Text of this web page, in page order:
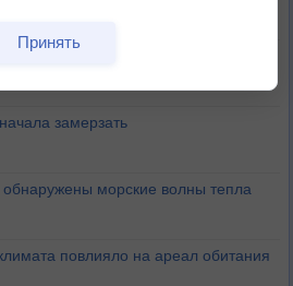
построит маршрут через тень
замерзать
морские волны тепла
повлияло на ареал обитания
Принять